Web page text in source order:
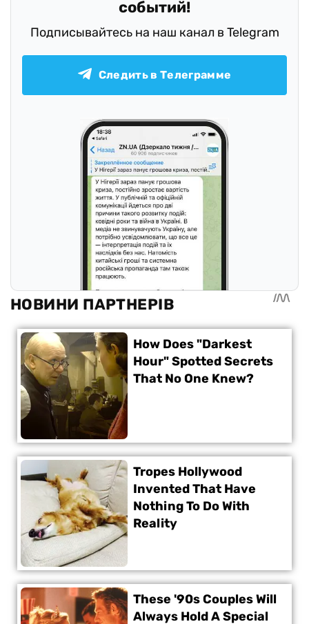
событий!
Подписывайтесь на наш канал в Telegram
Следить в Телеграмме